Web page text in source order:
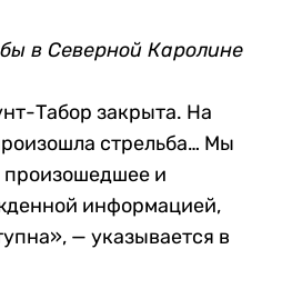
в Северной Каролине
Табор закрыта. На
стрельба… Мы
произошедшее и
информацией,
— указывается в